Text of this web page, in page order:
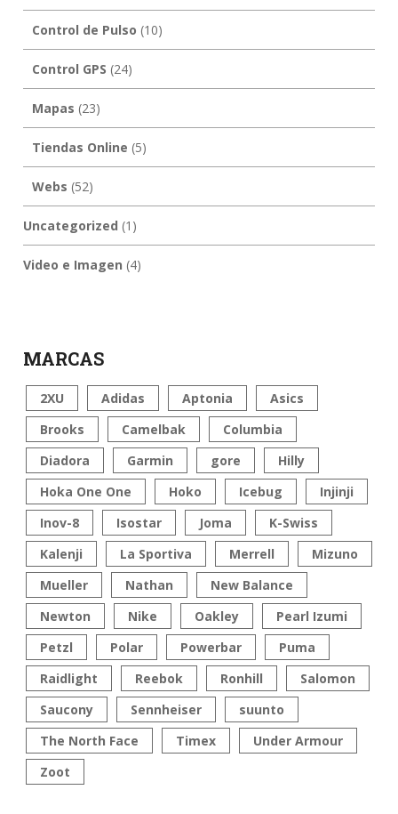
Control de Pulso (10)
Control GPS (24)
Mapas (23)
Tiendas Online (5)
Webs (52)
Uncategorized (1)
Video e Imagen (4)
MARCAS
2XU Adidas Aptonia
Asics
Brooks
Camelbak
Columbia
Diadora
Garmin gore
Hilly
Hoka One One
Hoko Icebug
Injinji
Inov-8
Isostar Joma
K-Swiss
Kalenji
La Sportiva Merrell
Mizuno
Mueller
Nathan
New Balance
Newton
Nike Oakley
Pearl Izumi
Petzl
Polar Powerbar
Puma
Raidlight
Reebok Ronhill
Salomon
Saucony
Sennheiser
suunto
The North Face
Timex
Under Armour
Zoot